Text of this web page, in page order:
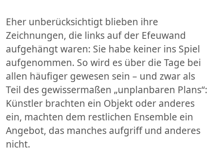
Eher unberücksichtigt blieben ihre
Zeichnungen, die links auf der Efeuwand
aufgehängt waren: Sie habe keiner ins Spiel
aufgenommen. So wird es über die Tage bei
allen häufiger gewesen sein – und zwar als
Teil des gewissermaßen „unplanbaren Plans“:
Künstler brachten ein Objekt oder anderes
ein, machten dem restlichen Ensemble ein
Angebot, das manches aufgriff und anderes
nicht.